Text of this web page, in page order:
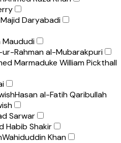
Daryabadi
Maududi
ur-Rahman al-Mubarakpuri
Marmaduke William Pickthall
Hasan al-Fatih Qaribullah
Sarwar
Habib Shakir
Wahiduddin Khan